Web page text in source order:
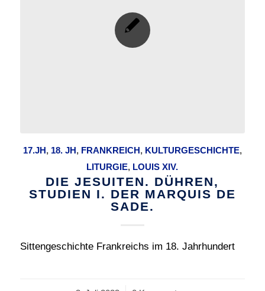
17.JH, 18. JH, FRANKREICH, KULTURGESCHICHTE,
LITURGIE, LOUIS XIV.
DIE JESUITEN. DÜHREN,
STUDIEN I. DER MARQUIS DE
SADE.
Sittengeschichte Frankreichs im 18. Jahrhundert